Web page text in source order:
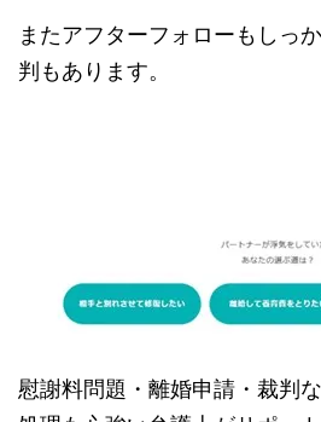
またアフターフォローもしっ
判もあります。
慰謝料問題・離婚申請・裁判